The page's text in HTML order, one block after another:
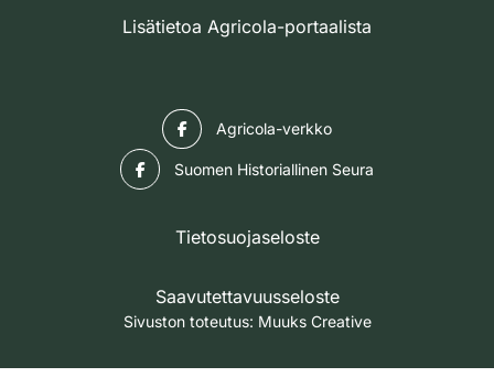
Lisätietoa Agricola-portaalista
Agricola-verkko
Suomen Historiallinen Seura
Tietosuojaseloste
Saavutettavuusseloste
Sivuston toteutus: Muuks Creative